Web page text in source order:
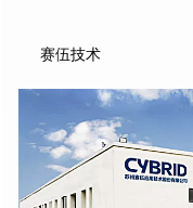
赛伍技术